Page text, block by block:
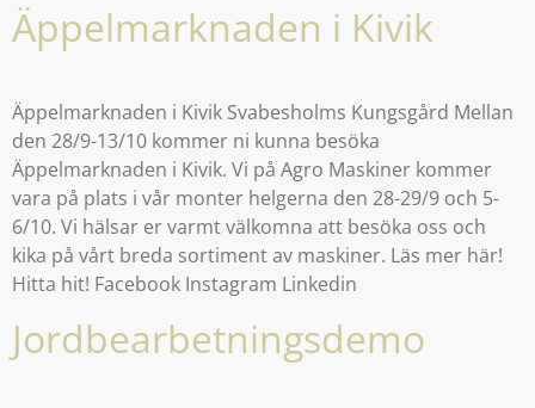
Äppelmarknaden i Kivik
Äppelmarknaden i Kivik Svabesholms Kungsgård Mellan
den 28/9-13/10 kommer ni kunna besöka
Äppelmarknaden i Kivik. Vi på Agro Maskiner kommer
vara på plats i vår monter helgerna den 28-29/9 och 5-
6/10. Vi hälsar er varmt välkomna att besöka oss och
kika på vårt breda sortiment av maskiner. Läs mer här!
Hitta hit! Facebook Instagram Linkedin
Jordbearbetningsdemo